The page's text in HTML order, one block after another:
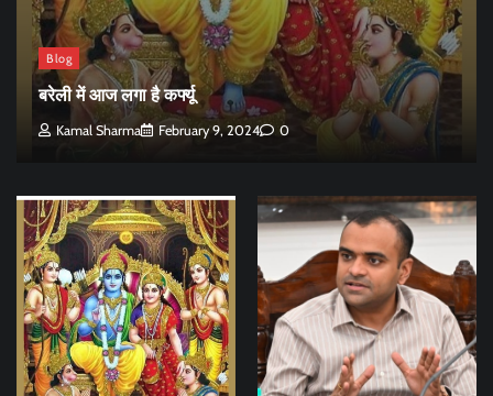
Blog
बरेली में आज लगा है कर्फ्यू
Kamal Sharma February 9, 2024 0